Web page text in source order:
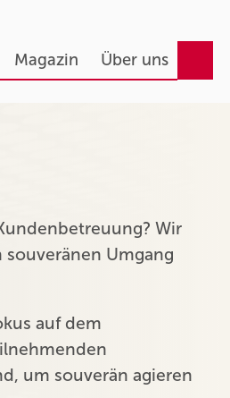
Magazin Über uns
Wir
Umgang
auf dem
um souverän agieren